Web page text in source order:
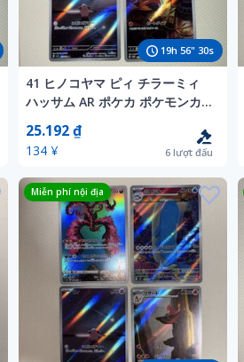
19h56"28s
41 ヒノコヤマ ピィ チラーミィ
ハッサム AR ポケカ ポケモンカ
ード 25th 151
25.192 ₫
134 ¥ 6 lượt đấu
Miễn phí nội địa